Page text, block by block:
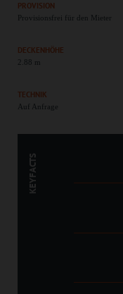
PROVISION
Provisionsfrei für den Mieter
DECKENHÖHE
2.88 m
TECHNIK
Auf Anfrage
KEYFACTS